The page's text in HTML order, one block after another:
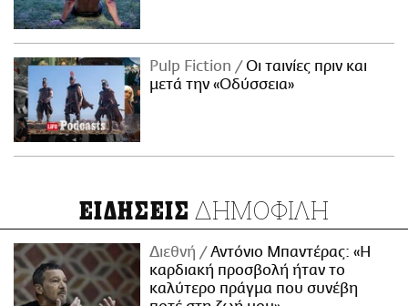
Pulp Fiction
Οι ταινίες πριν και
μετά την «Οδύσσεια»
ΕΙΔΗΣΕΙΣ ΔΗΜΟΦΙΛΗ
Διεθνή
Αντόνιο Μπαντέρας: «Η
καρδιακή προσβολή ήταν το
καλύτερο πράγμα που συνέβη